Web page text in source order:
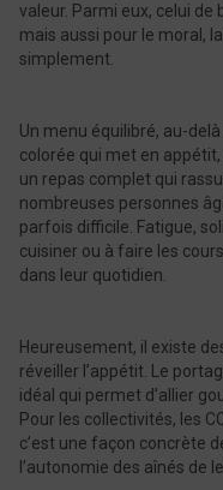
valeur. Parmi eux, celui de
mais aussi pour le moral,
simplement.
Un menu équilibré, au-
colorée qui met en
un repas complet qui
nombreuses personnes
parfois difficile. Fatigue,
cuisiner ou à faire les
dans leur quotidien.
Heureusement, il existe
réveiller l’appétit. Le
idéal qui permet d’allier
Pour les collectivités, les
c’est une façon concrète
l’autonomie des aînés de